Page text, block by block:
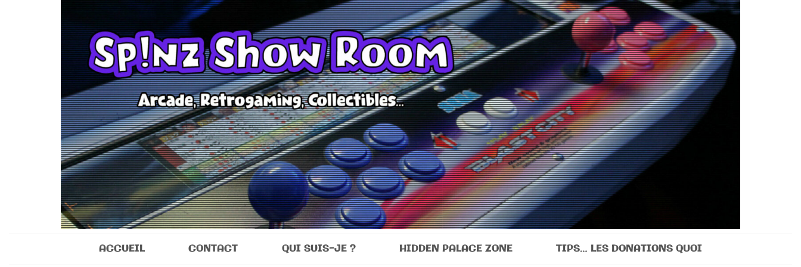
Sp!nz Show Room
ACCUEIL CONTACT QUI SUIS-JE ? HIDDEN PALACE ZONE TIPS… LES DONATIONS QUOI